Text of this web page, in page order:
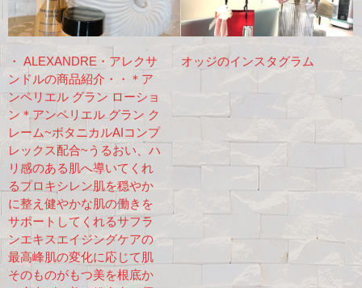
・ ALEXANDRE・アレクサ
ンドルの商品紹介・・＊ア
ンペリエル グラン ローショ
ン＊アンペリエル グラン ク
レーム~ボタニカルAIコンプ
レックス配合~うるおい、ハ
リ感のある肌へ導いてくれ
るプロキシレン肌を穏やか
に整え健やかな肌の働きを
サポートしてくれるサフラ
ンエキスエイジングケアの
最高峰肌の変化に応じて肌
そのものがもつ美を根底か
オッジのインスタグラム